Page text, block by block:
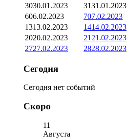
3030.01.2023 3131.01.2023
606.02.2023 707.02.2023
1313.02.2023 1414.02.2023
2020.02.2023 21 21.02.2023
2727.02.2023 2828.02.2023
Сегодня
Сегодня нет событий
Скоро
11
Августа